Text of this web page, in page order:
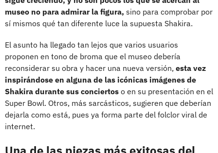
museo no para admirar la figura, sino para comprobar por
sí mismos qué tan diferente luce la supuesta Shakira.
El asunto ha llegado tan lejos que varios usuarios
proponen en tono de broma que el museo debería
reconsiderar su obra y hacer una nueva versión, esta vez
inspirándose en alguna de las icónicas imágenes de
Shakira durante sus conciertos o en su presentación en el
Super Bowl. Otros, más sarcásticos, sugieren que deberían
dejarla como está, pues ya forma parte del folclor viral de
internet.